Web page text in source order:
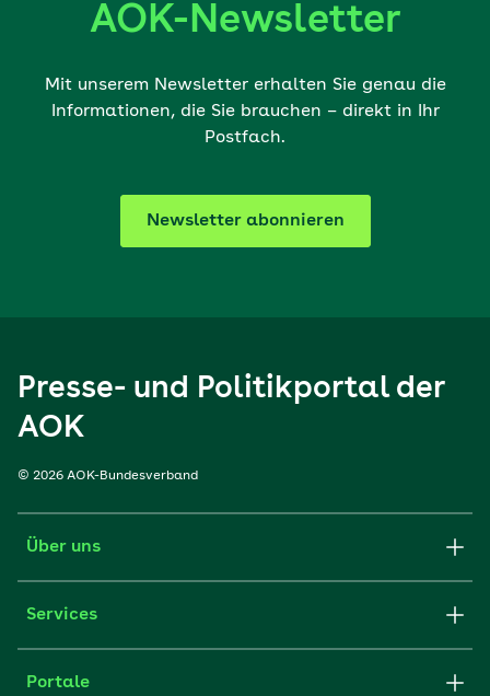
AOK-Newsletter
Mit unserem Newsletter erhalten Sie genau die
Informationen, die Sie brauchen – direkt in Ihr
Postfach.
Newsletter abonnieren
Presse- und Politikportal der
AOK
© 2026 AOK-Bundesverband
Über uns
Services
Portale